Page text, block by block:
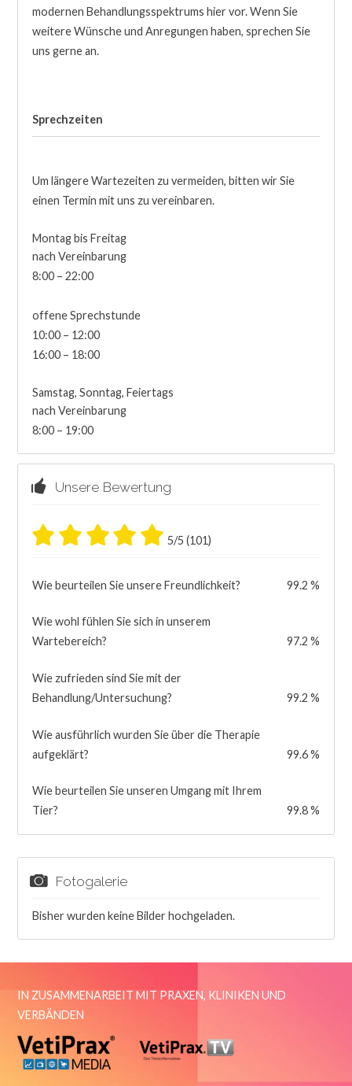
modernen Behandlungsspektrums hier vor. Wenn Sie
weitere Wünsche und Anregungen haben, sprechen Sie
uns gerne an.
Sprechzeiten
Um längere Wartezeiten zu vermeiden, bitten wir Sie
einen Termin mit uns zu vereinbaren.
Montag bis Freitag
nach Vereinbarung
8:00 – 22:00
offene Sprechstunde
10:00 – 12:00
16:00 – 18:00
Samstag, Sonntag, Feiertags
nach Vereinbarung
8:00 – 19:00
Unsere Bewertung
5/5 (101)
Wie beurteilen Sie unsere Freundlichkeit? 99.2 %
Wie wohl fühlen Sie sich in unserem
Wartebereich?
97.2 %
Wie zufrieden sind Sie mit der
Behandlung/Untersuchung?
99.2 %
Wie ausführlich wurden Sie über die Therapie
aufgeklärt?
99.6 %
Wie beurteilen Sie unseren Umgang mit Ihrem
Tier?
99.8 %
Fotogalerie
Bisher wurden keine Bilder hochgeladen.
IN ZUSAMMENARBEIT MIT PRAXEN, KLINIKEN UND
VERBÄNDEN